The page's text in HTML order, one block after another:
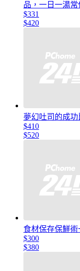
品，一日一湯常
$331
$420
夢幻吐司的成
$410
$520
食材保存保鮮
$300
$380